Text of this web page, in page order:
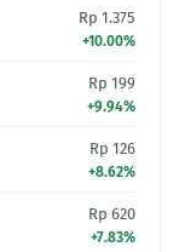
Rp 1.375
+10.00%
Rp 199
+9.94%
Rp 126
+8.62%
Rp 620
+7.83%